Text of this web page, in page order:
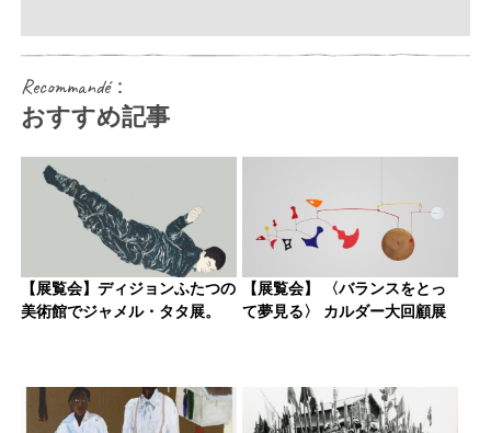
Recommandé：
おすすめ記事
【展覧会】ディジョンふたつの
美術館でジャメル・タタ展。
【展覧会】 〈バランスをとっ
て夢見る〉 カルダー大回顧展